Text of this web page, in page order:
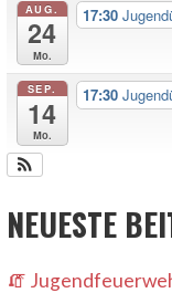
AUG.
24
Mo.
17:30
SEP.
14
Mo.
17:30
NEUESTE